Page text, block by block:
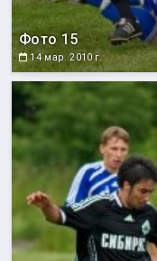
Фото 15
14 мар. 2010 г.